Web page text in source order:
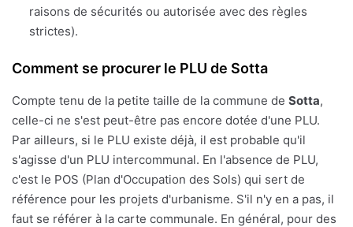
raisons de sécurités ou autorisée avec des règles
strictes).
Comment se procurer le PLU de Sotta
Compte tenu de la petite taille de la commune de Sotta,
celle-ci ne s'est peut-être pas encore dotée d'une PLU.
Par ailleurs, si le PLU existe déjà, il est probable qu'il
s'agisse d'un PLU intercommunal. En l'absence de PLU,
c'est le POS (Plan d'Occupation des Sols) qui sert de
référence pour les projets d'urbanisme. S'il n'y en a pas, il
faut se référer à la carte communale. En général, pour des